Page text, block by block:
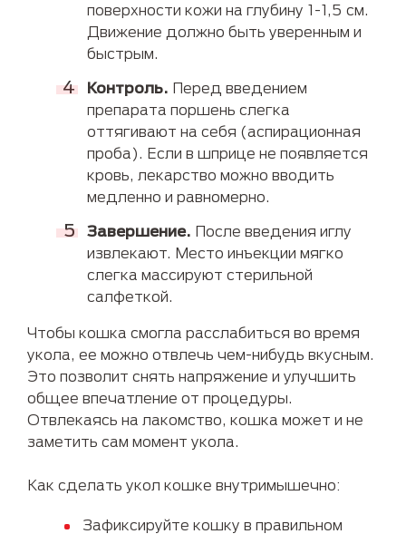
поверхности кожи на глубину 1-1,5 см.
Движение должно быть уверенным и
быстрым.
Контроль. Перед введением
препарата поршень слегка
оттягивают на себя (аспирационная
проба). Если в шприце не появляется
кровь, лекарство можно вводить
медленно и равномерно.
Завершение. После введения иглу
извлекают. Место инъекции мягко
слегка массируют стерильной
салфеткой.
Чтобы кошка смогла расслабиться во время
укола, ее можно отвлечь чем-нибудь вкусным.
Это позволит снять напряжение и улучшить
общее впечатление от процедуры.
Отвлекаясь на лакомство, кошка может и не
заметить сам момент укола.
Как сделать укол кошке внутримышечно:
Зафиксируйте кошку в правильном